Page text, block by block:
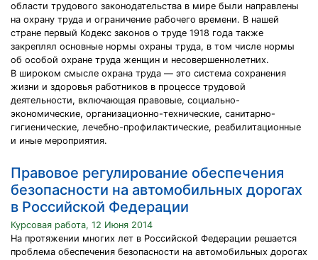
области трудового законодательства в мире были направлены
на охрану труда и ограничение рабочего времени. В нашей
стране первый Кодекс законов о труде 1918 года также
закреплял основные нормы охраны труда, в том числе нормы
об особой охране труда женщин и несовершеннолетних.
В широком смысле охрана труда — это система сохранения
жизни и здоровья работников в процессе трудовой
деятельности, включающая правовые, социально-
экономические, организационно-технические, санитарно-
гигиенические, лечебно-профилактические, реабилитационные
и иные мероприятия.
Правовое регулирование обеспечения
безопасности на автомобильных дорогах
в Российской Федерации
Курсовая работа, 12 Июня 2014
На протяжении многих лет в Российской Федерации решается
проблема обеспечения безопасности на автомобильных дорогах